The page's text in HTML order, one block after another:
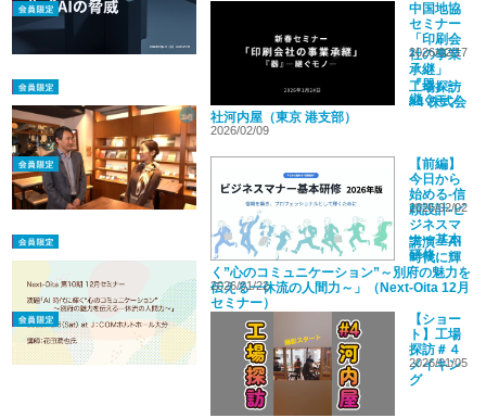
中国地協
セミナー
「印刷会
社の事業
承継」
『器』―
継ぐモノ
ー
2026/02/17
工場探訪
#4 株式会
社河内屋（東京 港支部）
2026/02/09
【前編】
今日から
始める-信
頼設計-ビ
ジネスマ
ナー基本
研修
2026/02/02
講演「AI
時代に輝
く”心のコミュニケーション”～別府の魅力を
伝える一休流の人間力～」（Next-Oita 12月
セミナー）
2026/01/22
【ショー
ト】工場
探訪＃４
メイキン
グ
2026/01/05